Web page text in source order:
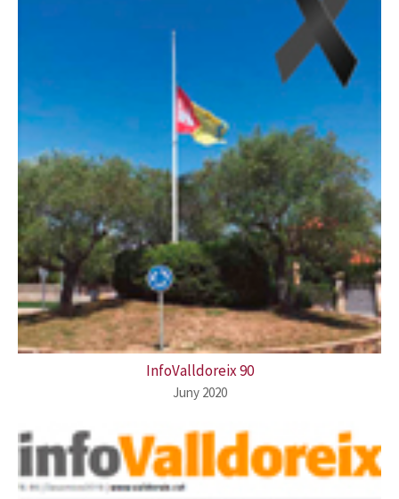
InfoValldoreix 90
Juny 2020